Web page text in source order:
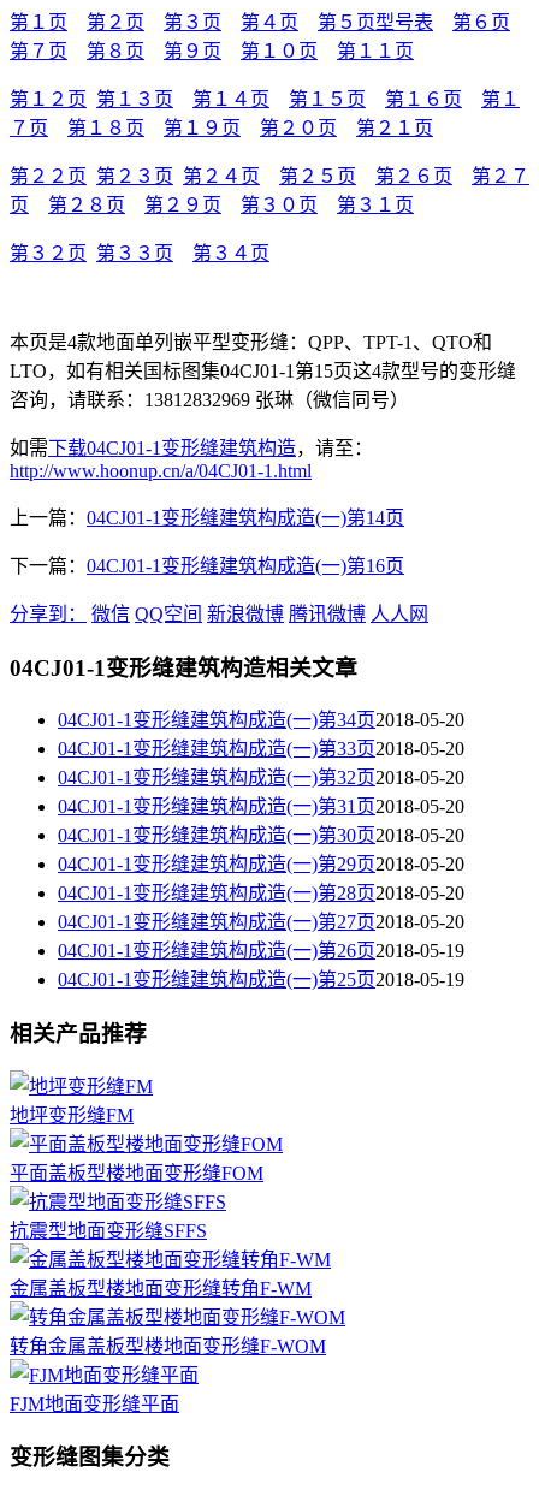
第１页 第２页 第３页 第４页 第５页型号表
第６页
第７页
第８页 第９页 第１０页 第１１页
第１２页 第１３页 第１４页 第１５页 第１６页
第１
７页
第１８页 第１９页 第２０页 第２１页
第２２页 第２３页 第２４页 第２５页 第２６页
第２７
页
第２８页 第２９页 第３０页 第３１页
第３２页 第３３页 第３４页
本页是4款地面单列嵌平型变形缝：QPP、TPT-1、QTO和
LTO，如有相关国标图集04CJ01-1第15页这4款型号的变形缝
咨询，请联系：13812832969 张琳（微信同号）
如需下载04CJ01-1变形缝建筑构造，请至：
http://www.hoonup.cn/a/04CJ01-1.html
上一篇： 04CJ01-1变形缝建筑构成造(一)第14页
下一篇： 04CJ01-1变形缝建筑构成造(一)第16页
分享到： 微信 QQ空间 新浪微博 腾讯微博 人人网
04CJ01-1变形缝建筑构造相关文章
04CJ01-1变形缝建筑构成造(一)第34页2018-05-20
04CJ01-1变形缝建筑构成造(一)第33页2018-05-20
04CJ01-1变形缝建筑构成造(一)第32页2018-05-20
04CJ01-1变形缝建筑构成造(一)第31页2018-05-20
04CJ01-1变形缝建筑构成造(一)第30页2018-05-20
04CJ01-1变形缝建筑构成造(一)第29页2018-05-20
04CJ01-1变形缝建筑构成造(一)第28页2018-05-20
04CJ01-1变形缝建筑构成造(一)第27页2018-05-20
04CJ01-1变形缝建筑构成造(一)第26页2018-05-19
04CJ01-1变形缝建筑构成造(一)第25页2018-05-19
相关产品推荐
地坪变形缝FM
平面盖板型楼地面变形缝FOM
抗震型地面变形缝SFFS
金属盖板型楼地面变形缝转角F-WM
转角金属盖板型楼地面变形缝F-WOM
FJM地面变形缝平面
变形缝图集分类